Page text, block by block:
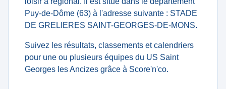
Puy-de-Dôme (63) à l'adresse suivante : STADE
DE GRELIERES SAINT-GEORGES-DE-MONS.
Suivez les résultats, classements et calendriers
pour une ou plusieurs équipes du US Saint
Georges les Ancizes grâce à Score'n'co.